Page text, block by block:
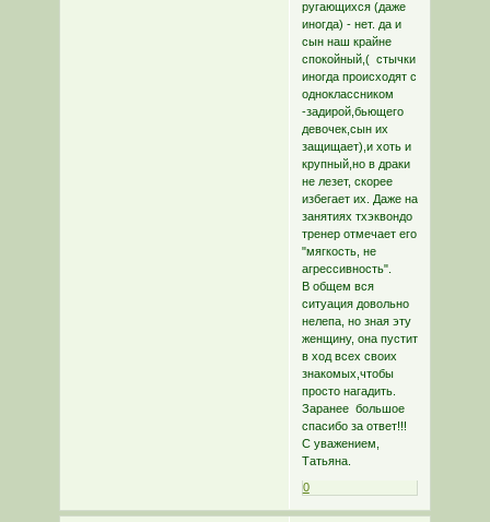
ругающихся (даже
иногда) - нет. да и
сын наш крайне
спокойный,( стычки
иногда происходят с
одноклассником
-задирой,бьющего
девочек,сын их
защищает),и хоть и
крупный,но в драки
не лезет, скорее
избегает их. Даже на
занятиях тхэквондо
тренер отмечает его
"мягкость, не
агрессивность".
В общем вся
ситуация довольно
нелепа, но зная эту
женщину, она пустит
в ход всех своих
знакомых,чтобы
просто нагадить.
Заранее большое
спасибо за ответ!!!
С уважением,
Татьяна.
0